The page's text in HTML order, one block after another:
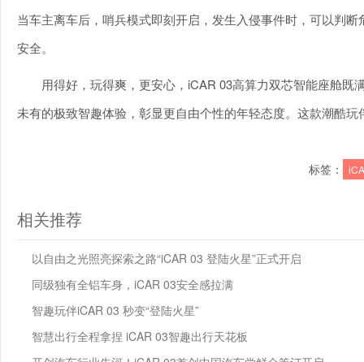
当车主离车后，哨兵模式即刻开启，发生入侵事件时，可以判
安全。
用得好，玩得爽，更安心，iCAR 03高算力双芯智能座舱
未有的极致智趣体验，彰显更自由个性的年轻态度。这款潮酷
标签：
相关推荐
以自由之光照亮探索之路“iCAR 03 登陆火星”正式开启
同级独有全铝车身，iCAR 03安全感拉满
智趣玩伴iCAR 03 秒变“登陆火星”
智慧出行全程拿捏 iCAR 03智趣出行天花板